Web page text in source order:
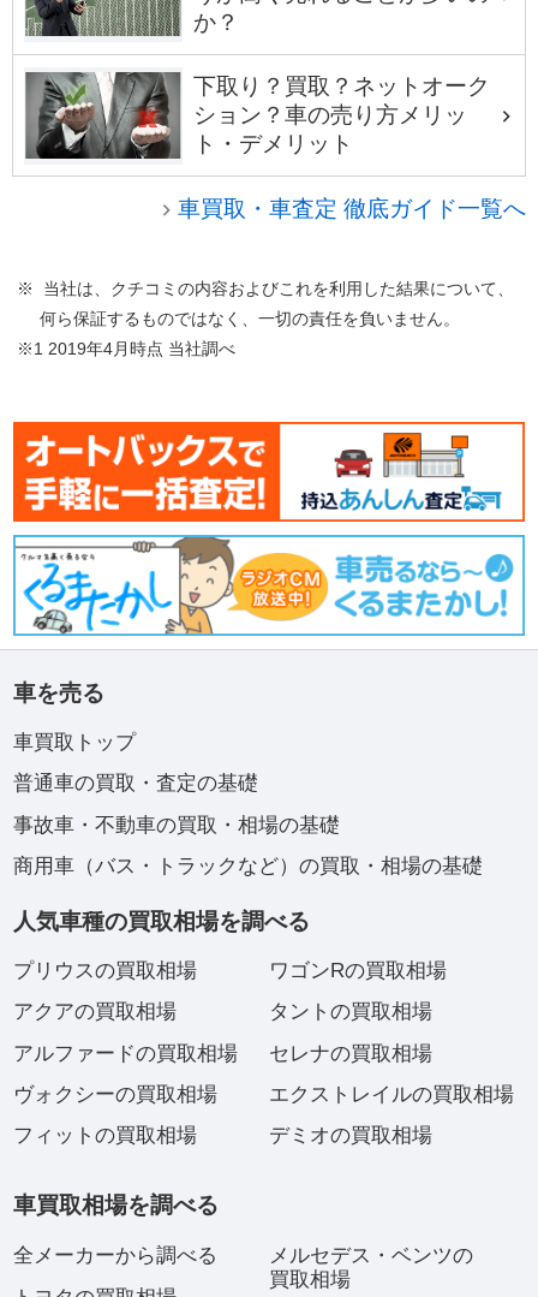
か？
下取り？買取？ネットオーク
ション？車の売り方メリッ
ト・デメリット
車買取・車査定 徹底ガイド一覧へ
※ 当社は、クチコミの内容およびこれを利用した結果について、
何ら保証するものではなく、一切の責任を負いません。
※1 2019年4月時点 当社調べ
車を売る
車買取トップ
普通車の買取・査定の基礎
事故車・不動車の買取・相場の基礎
商用車（バス・トラックなど）の買取・相場の基礎
人気車種の買取相場を調べる
プリウスの買取相場
アクアの買取相場
アルファードの買取相場
ヴォクシーの買取相場
フィットの買取相場
ワゴンRの買取相場
タントの買取相場
セレナの買取相場
エクストレイルの買取相場
デミオの買取相場
車買取相場を調べる
全メーカーから調べる
メルセデス・ベンツの
買取相場